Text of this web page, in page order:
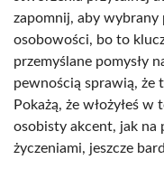
zapomnij, aby wybrany
osobowości, bo to
przemyślane pomysły
pewnością sprawią, że
Pokażą, że włożyłeś
osobisty akcent, jak na
życzeniami, jeszcze